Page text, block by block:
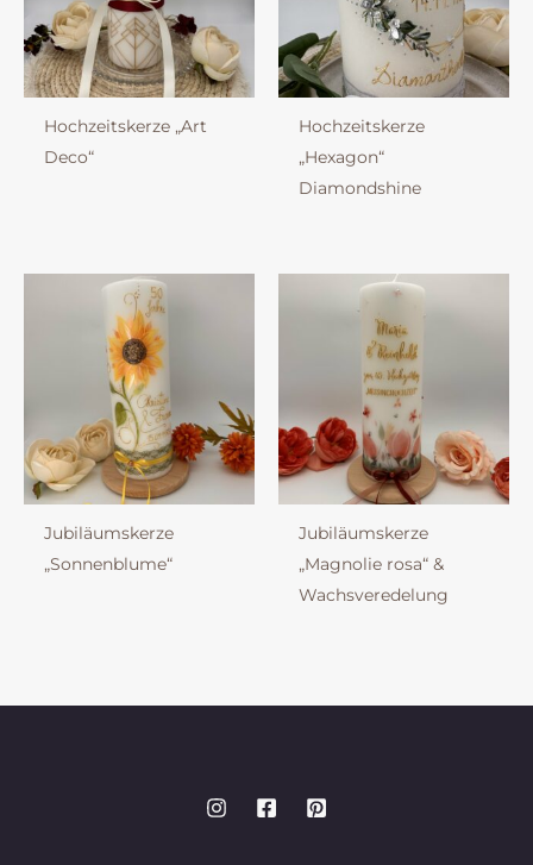
Hochzeitskerze „Art
Deco“
Hochzeitskerze
„Hexagon“
Diamondshine
Jubiläumskerze
„Sonnenblume“
Jubiläumskerze
„Magnolie rosa“ &
Wachsveredelung